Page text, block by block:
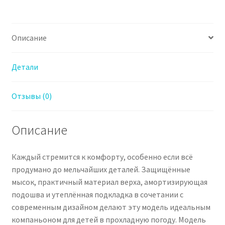
Описание
Детали
Отзывы (0)
Описание
Каждый стремится к комфорту, особенно если всё
продумано до мельчайших деталей. Защищённые
мысок, практичный материал верха, амортизирующая
подошва и утеплённая подкладка в сочетании с
современным дизайном делают эту модель идеальным
компаньоном для детей в прохладную погоду. Модель